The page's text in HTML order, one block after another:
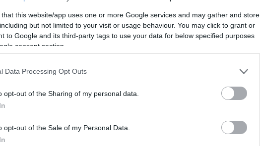
that this website/app uses one or more Google services and may gather and store
but not limited to your visit or usage behaviour. You may click to grant or
to Google and its third-party tags to use your data for below specified purposes
consent section.
Data Processing Opt Outs
opt-out of the Sharing of my personal data.
opt-out of the Sale of my Personal Data.
MEGOSZTÁS
de a brit zászlója eltűnt a múlt hétvégén a
nem nagy érték önmagában, de ez a
tulajdonosának. Ahogy az látható, a